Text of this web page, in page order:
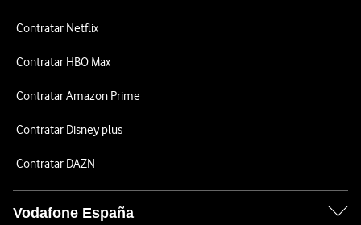
Contratar Netflix
Contratar HBO Max
Contratar Amazon Prime
Contratar Disney plus
Contratar DAZN
Vodafone España